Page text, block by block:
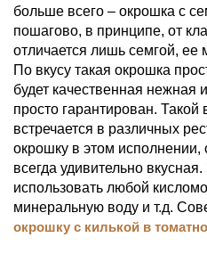
больше всего – окрошка с
пошагово, в принципе, от
отличается лишь семгой,
По вкусу такая окрошка
будет качественная нежная
просто гарантирован.
встречается в различных
окрошку в этом исполнении,
всегда удивительно
использовать любой
минеральную воду и т.д.
окрошку с килькой в